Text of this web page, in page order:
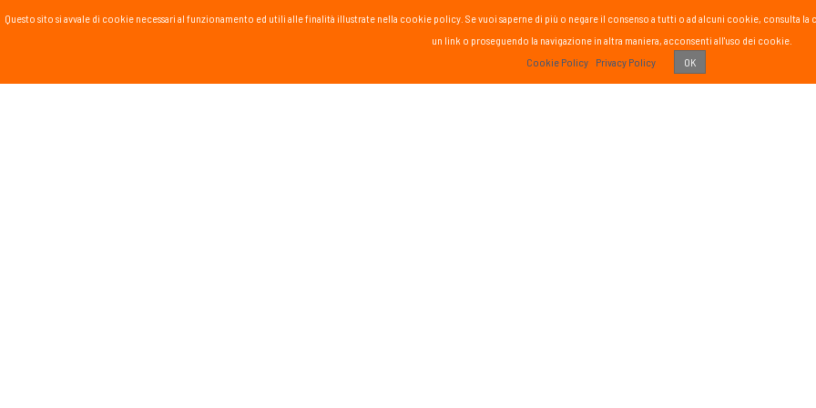
Questo sito si avvale di cookie necessari al funzionamento ed utili alle finalità illustrate nella cookie policy. Se vuoi saperne di più o negare il consenso a tutti o ad alcuni cookie, consulta
un link o proseguendo la navigazione in altra maniera, acconsenti all'uso dei cookie.
Cookie Policy
Privacy Policy OK